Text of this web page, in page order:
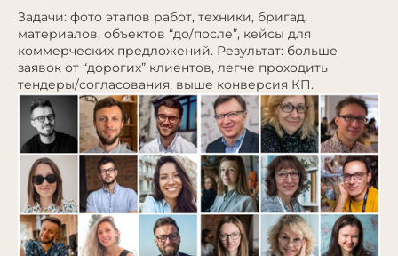
Задачи: фото этапов работ, техники, бригад,
материалов, объектов “до/после”, кейсы для
коммерческих предложений. Результат: больше
заявок от “дорогих” клиентов, легче проходить
тендеры/согласования, выше конверсия КП.